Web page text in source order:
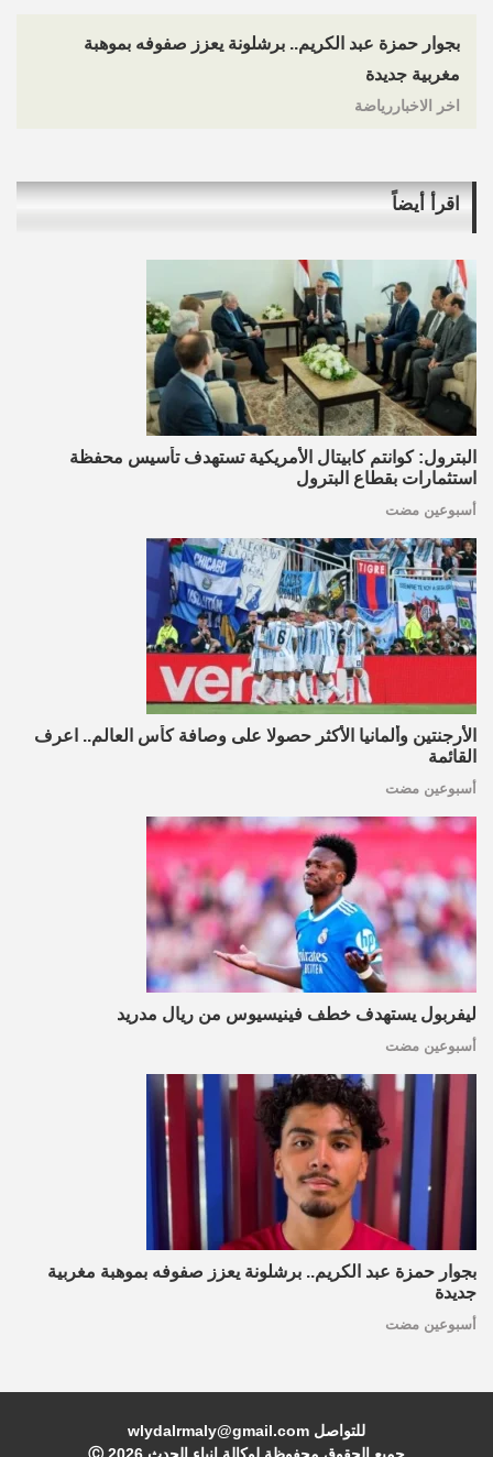
بجوار حمزة عبد الكريم.. برشلونة يعزز صفوفه بموهبة
مغربية جديدة
اخر الاخباررياضة
اقرأ أيضاً
البترول: كوانتم كابيتال الأمريكية تستهدف تأسيس محفظة
استثمارات بقطاع البترول
أسبوعين مضت
الأرجنتين وألمانيا الأكثر حصولا على وصافة كأس العالم.. اعرف
القائمة
أسبوعين مضت
ليفربول يستهدف خطف فينيسيوس من ريال مدريد
أسبوعين مضت
بجوار حمزة عبد الكريم.. برشلونة يعزز صفوفه بموهبة مغربية
جديدة
أسبوعين مضت
للتواصل wlydalrmaly@gmail.com